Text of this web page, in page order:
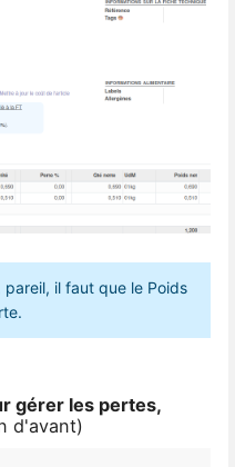
il faut que le Poids
gérer les pertes,
d'avant)